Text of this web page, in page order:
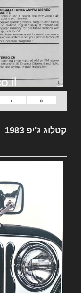
«
‹
קטלוג ג'יפ 1983